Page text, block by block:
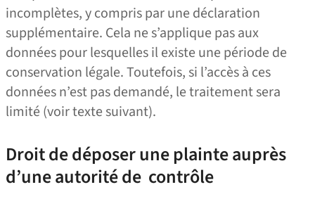
incomplètes, y compris par une déclaration
supplémentaire. Cela ne s’applique pas aux
données pour lesquelles il existe une période de
conservation légale. Toutefois, si l’accès à ces
données n’est pas demandé, le traitement sera
limité (voir texte suivant).
Droit de déposer une plainte auprès
d’une autorité de contrôle